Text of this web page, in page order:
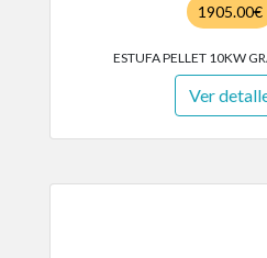
1905.00€
ESTUFA PELLET 10KW
Ver